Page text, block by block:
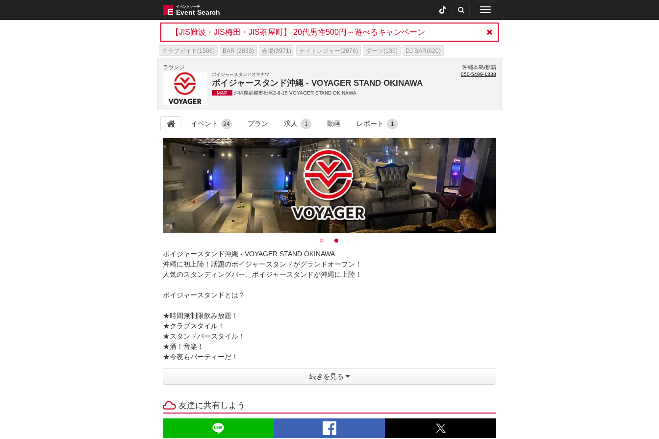
Toggle
navigation
Event Search
イベントサーチ
【JIS難波・JIS梅田・JIS茶屋町】 20代男性500円～遊べるキャンペーン
クラブガイド(1506) BAR (2833) 会場(3971) ナイトレジャー(2976) ダーツ(135) DJ BAR(620)
ボイジャースタンド(7)
ラウンジ 沖縄本島/那覇
050-5499-1338
ボイジャースタンドオキナワ
ボイジャースタンド沖縄 - VOYAGER STAND OKINAWA
MAP 沖縄県那覇市松尾2-8-15 VOYAGER STAND OKINAWA
イベント 24 プラン 求人 1 動画 レポート 1
ボイジャースタンド沖縄 - VOYAGER STAND OKINAWA
沖縄に初上陸！話題のボイジャースタンドがグランドオープン！
人気のスタンディングバー、ボイジャースタンドが沖縄に上陸！
ボイジャースタンドとは？
★時間無制限飲み放題！
★クラブスタイル！
★スタンドバースタイル！
★酒！音楽！
★今夜もパーティーだ！
続きを見る
友達に共有しよう